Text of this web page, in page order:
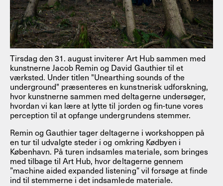
Tirsdag den 31. august inviterer Art Hub sammen med
kunstnerne Jacob Remin og David Gauthier til et
værksted. Under titlen "Unearthing sounds of the
underground" præsenteres en kunstnerisk udforskning,
hvor kunstnerne sammen med deltagerne undersøger,
hvordan vi kan lære at lytte til jorden og fin-tune vores
perception til at opfange undergrundens stemmer.
Remin og Gauthier tager deltagerne i workshoppen på
en tur til udvalgte steder i og omkring Kødbyen i
København. På turen indsamles materiale, som bringes
med tilbage til Art Hub, hvor deltagerne gennem
”machine aided expanded listening” vil forsøge at finde
ind til stemmerne i det indsamlede materiale.